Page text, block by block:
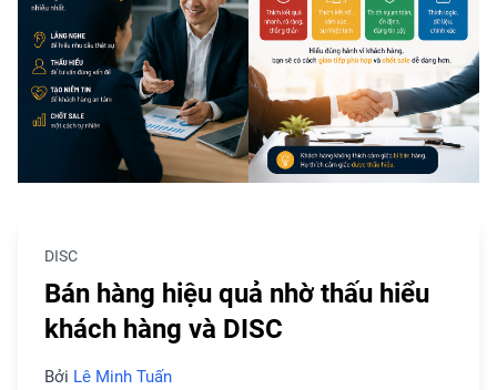
DISC
Bán hàng hiệu quả nhờ thấu hiểu
khách hàng và DISC
Bởi Lê Minh Tuấn